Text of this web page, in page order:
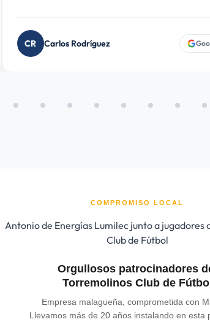
Google David
COMPROMISO LOCAL
Orgullosos patrocinadores
Torremolinos Club de Fútbol
Empresa malagueña, comprometida con
Llevamos más de 20 años instalando en esta